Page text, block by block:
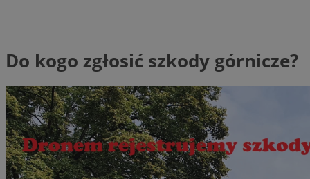
Do kogo zgłosić szkody górnicze?